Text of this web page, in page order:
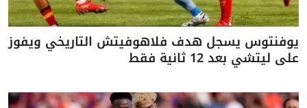
يوفنتوس يسجل هدف فلاهوفيتش التاريخي ويفوز
على ليتشي بعد 12 ثانية فقط